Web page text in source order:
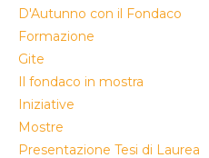
D'Autunno con il Fondaco
Formazione
Gite
Il fondaco in mostra
Iniziative
Mostre
Presentazione Tesi di Laurea